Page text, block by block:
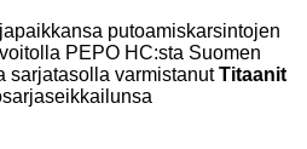
putoamiskarsintojen
PEPO HC:sta Suomen
sarjatasolla varmistanutTitaanit